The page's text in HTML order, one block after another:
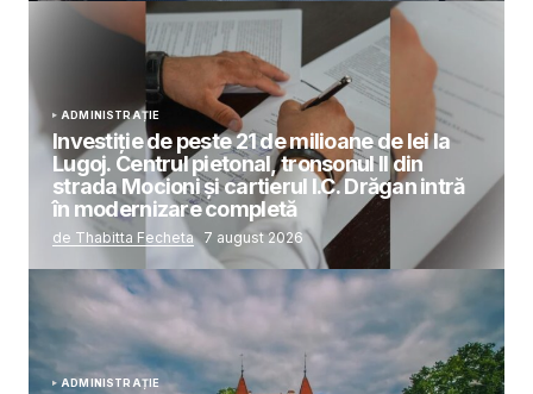
ADMINISTRAȚIE
Investiție de peste 21 de milioane de lei la
Lugoj. Centrul pietonal, tronsonul II din
strada Mocioni și cartierul I.C. Drăgan intră
în modernizare completă
de Thabitta Fecheta 7 august 2026
ADMINISTRAȚIE